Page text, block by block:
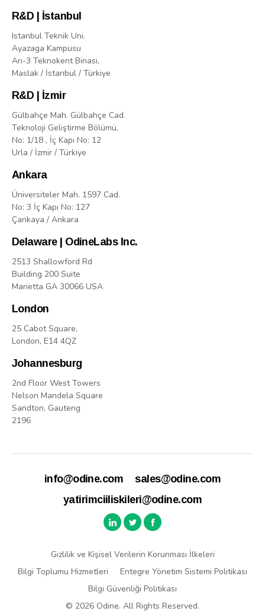
R&D | İstanbul
Istanbul Teknik Uni.
Ayazaga Kampusu
Arı-3 Teknokent Binasi,
Maslak / İstanbul / Türkiye
R&D | İzmir
Gülbahçe Mah. Gülbahçe Cad.
Teknoloji Geliştirme Bölümü,
No: 1/18 , İç Kapı No: 12
Urla / İzmir / Türkiye
Ankara
Üniversiteler Mah. 1597 Cad.
No: 3 İç Kapı No: 127
Çankaya / Ankara
Delaware | OdineLabs Inc.
2513 Shallowford Rd
Building 200 Suite
Marietta GA 30066 USA
London
25 Cabot Square,
London, E14 4QZ
Johannesburg
2nd Floor West Towers
Nelson Mandela Square
Sandton, Gauteng
2196
info@odine.com
sales@odine.com
yatirimciiliskileri@odine.com
Gizlilik ve Kişisel Verilerin Korunması İlkeleri
Bilgi Toplumu Hizmetleri
Entegre Yönetim Sistemi Politikası
Bilgi Güvenliği Politikası
© 2026 Odine. All Rights Reserved.